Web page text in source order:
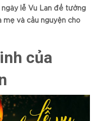
lễ Vu Lan để tưởng
mẹ và cầu nguyện cho
của